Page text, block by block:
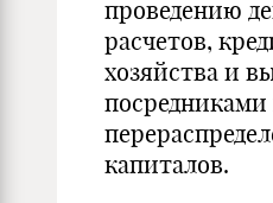
проведению
расчетов,
хозяйства и
посредниками
капиталов.